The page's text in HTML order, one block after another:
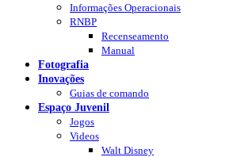
Informações Operacionais
RNBP
Recenseamento
Manual
Fotografia
Inovações
Guias de comando
Espaço Juvenil
Jogos
Videos
Walt Disney